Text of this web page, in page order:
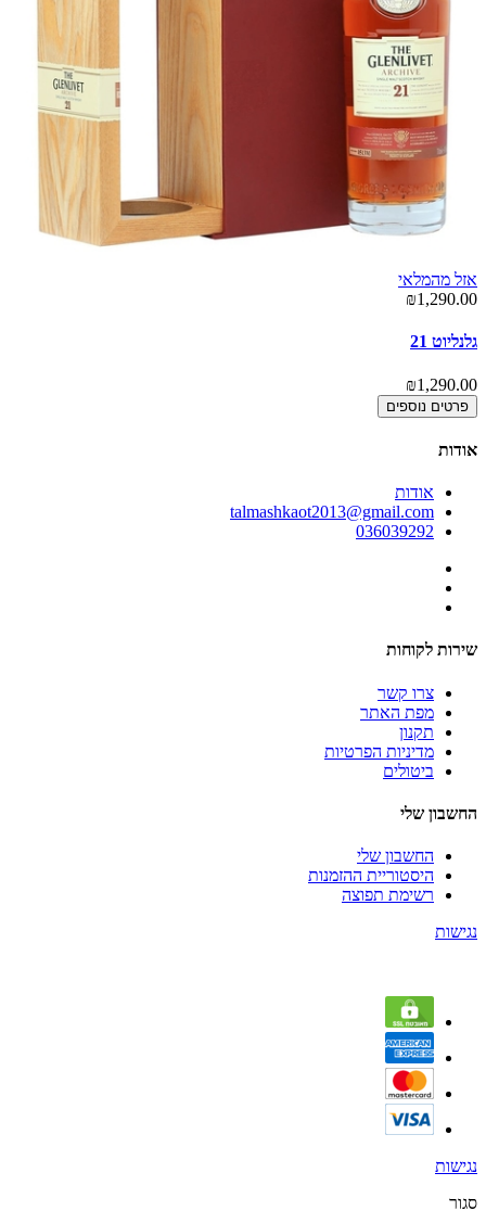
אזל מהמלאי
₪1,290.00
גלנליוט 21
₪1,290.00
פרטים נוספים
אודות
אודות
talmashkaot2013@gmail.com
036039292
שירות לקוחות
צרו קשר
מפת האתר
תקנון
מדיניות הפרטיות
ביטולים
החשבון שלי
החשבון שלי
היסטוריית ההזמנות
רשימת תפוצה
נגישות
נגישות
סגור